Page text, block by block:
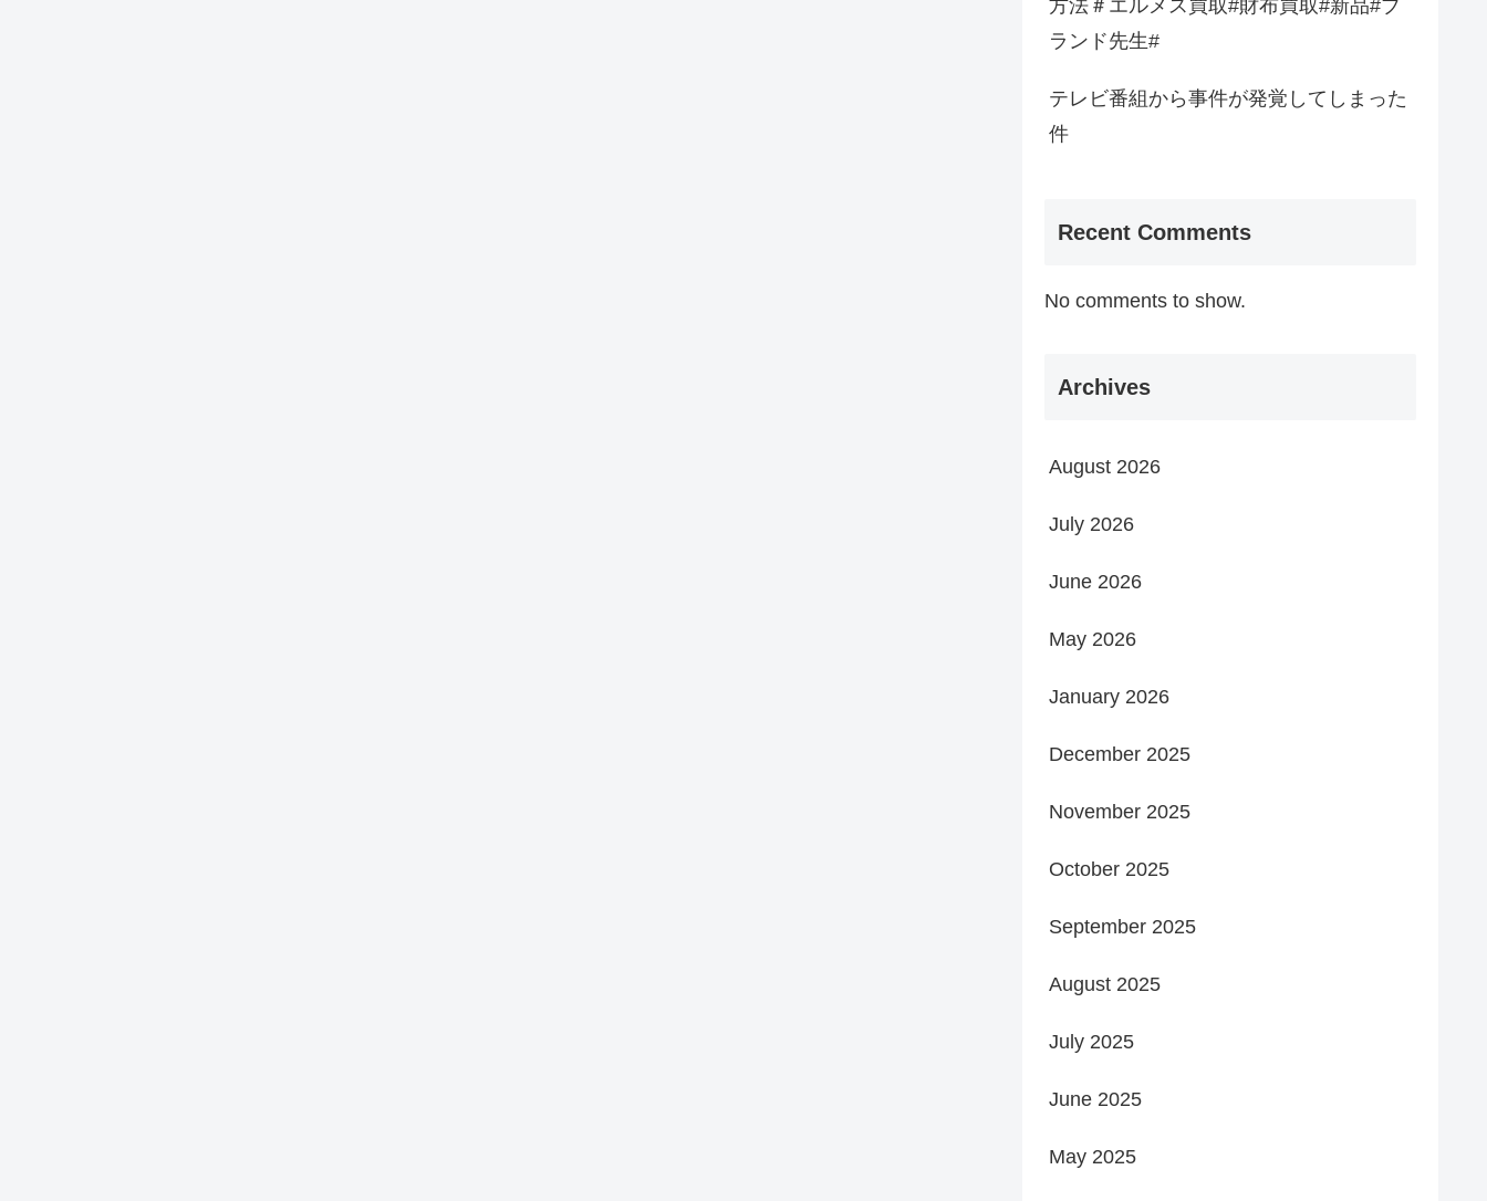
方法＃エルメス買取#財布買取#新品#ブ
ランド先生#
テレビ番組から事件が発覚してしまった
件
Recent Comments
No comments to show.
Archives
August 2026
July 2026
June 2026
May 2026
January 2026
December 2025
November 2025
October 2025
September 2025
August 2025
July 2025
June 2025
May 2025